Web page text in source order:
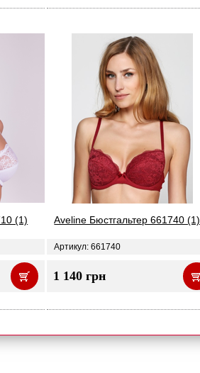
(1) Aveline Бюстгальтер 661740 (1)
Артикул: 661740
1 140 грн